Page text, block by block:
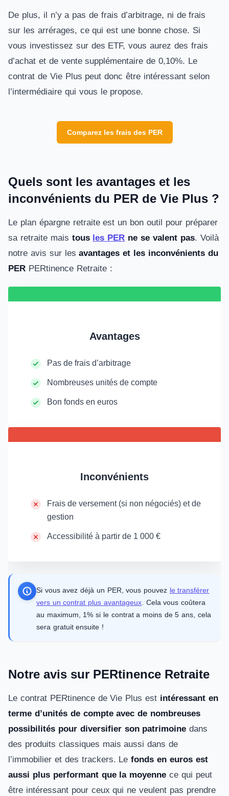
De plus, il n’y a pas de frais d’arbitrage, ni de frais
sur les arrérages, ce qui est une bonne chose. Si
vous investissez sur des ETF, vous aurez des frais
d’achat et de vente supplémentaire de 0,10%. Le
contrat de Vie Plus peut donc être intéressant selon
l’intermédiaire qui vous le propose.
Comparez les frais des PER
Quels sont les avantages et les
inconvénients du PER de Vie Plus ?
Le plan épargne retraite est un bon outil pour préparer
sa retraite mais tous les PER ne se valent pas. Voilà
notre avis sur lesavantages et les inconvénients du
PER PERtinence Retraite :
Avantages
Pas de frais d’arbitrage
Nombreuses unités de compte
Bon fonds en euros
Inconvénients
Frais de versement (si non négociés) et de
gestion
Accessibilité à partir de 1 000 €
Si vous avez déjà un PER, vous pouvez le transférer
vers un contrat plus avantageux. Cela vous coûtera
au maximum, 1% si le contrat a moins de 5 ans, cela
sera gratuit ensuite !
Notre avis sur PERtinence Retraite
Le contrat PERtinence de Vie Plus est intéressant en
terme d’unités de compte avec de nombreuses
possibilités pour diversifier son patrimoine dans
des produits classiques mais aussi dans de
l’immobilier et des trackers. Lefonds en euros est
aussi plus performant que la moyenne ce qui peut
être intéressant pour ceux qui ne veulent pas prendre